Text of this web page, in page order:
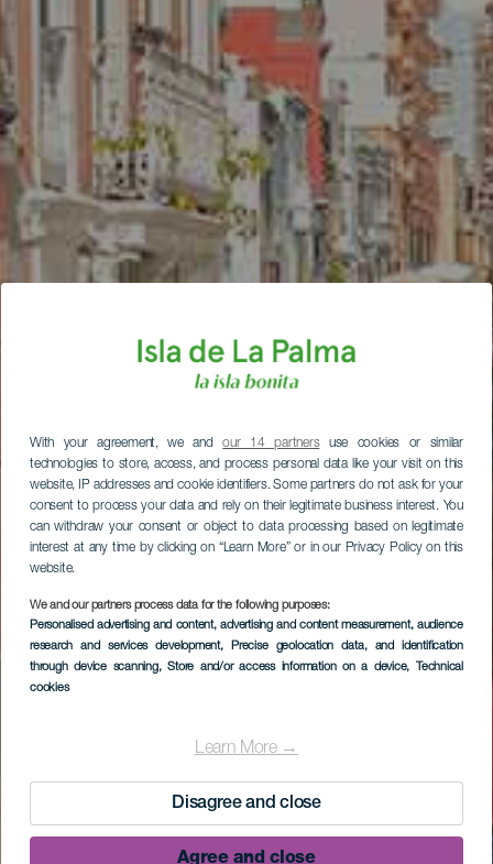
With your agreement, we andour 14 partnersuse cookies or similar
technologies to store, access, and process personal data like your visit on this
website, IP addresses and cookie identifiers. Some partners do not ask for your
consent to process your data and rely on their legitimate business interest. You
can withdraw your consent or object to data processing based on legitimate
interest at any time by clicking on “Learn More” or in our Privacy Policy on this
website.
We and our partners process data for the following purposes:
Personalised advertising and content, advertising and content measurement, audience
research and services development, Precise geolocation data, and identification
through device scanning, Store and/or access information on a device, Technical
cookies
Learn More →
Disagree and close
Agree and close